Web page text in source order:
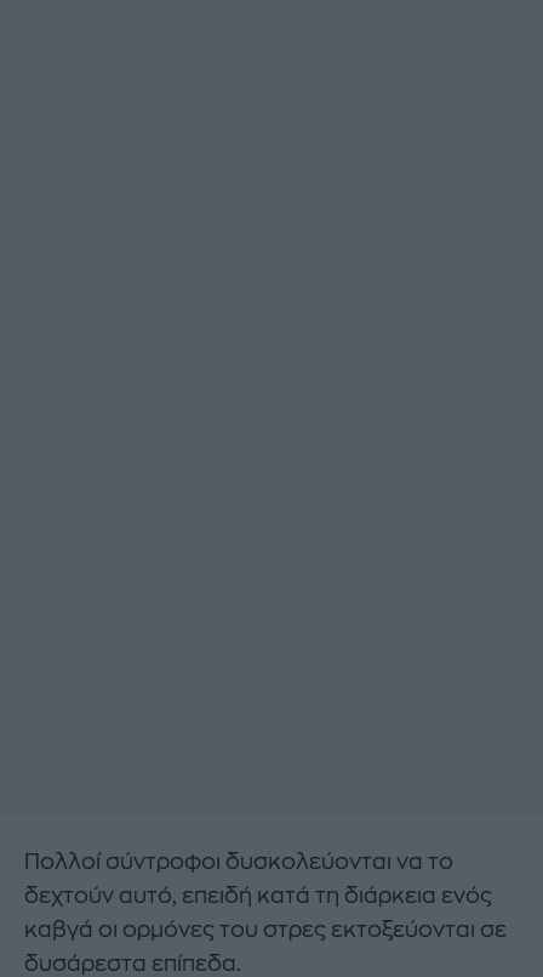
Πολλοί σύντροφοι δυσκολεύονται να το
δεχτούν αυτό, επειδή κατά τη διάρκεια ενός
καβγά οι ορμόνες του στρες εκτοξεύονται σε
δυσάρεστα επίπεδα.